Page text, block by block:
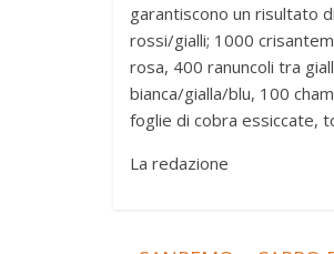
garantiscono un risultato
rossi/gialli; 1000
rosa, 400 ranuncoli tra
bianca/gialla/blu, 100
foglie di cobra essiccate,
La redazione